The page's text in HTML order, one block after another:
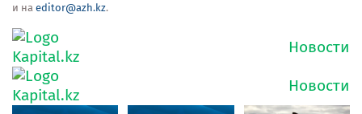
и на editor@azh.kz.